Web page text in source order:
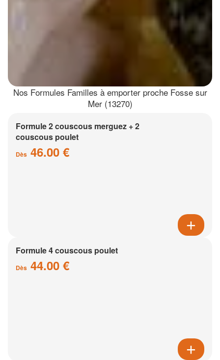
Nos Formules Familles à emporter proche Fosse sur
Mer (13270)
Formule 2 couscous merguez + 2
couscous poulet
Dès 46.00 €
Formule 4 couscous poulet
Dès 44.00 €